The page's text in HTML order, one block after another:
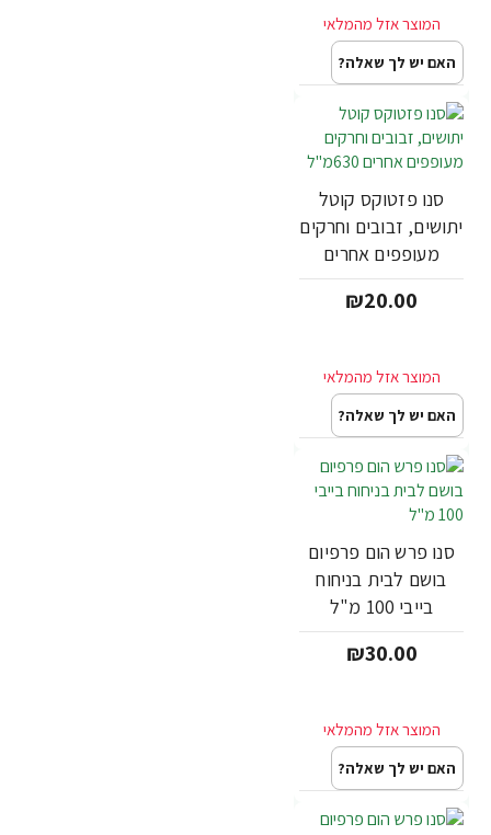
האם יש לך שאלה?
סנו פזטוקס קוטל
יתושים, זבובים וחרקים
מעופפים אחרים
630מ"ל
₪20.00
האם יש לך שאלה?
סנו פרש הום פרפיום
בושם לבית בניחוח
בייבי 100 מ"ל
₪30.00
האם יש לך שאלה?